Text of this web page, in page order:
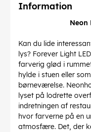
Information
Neon
Kan du lide
lys? Forever Light
farverig glød i
hylde i stuen eller
børneværelse.
lyset på lodrette
indretningen af
hvor farverne på en
atmosfære. Det, der